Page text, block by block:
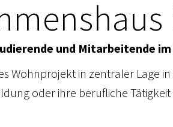
und Mitarbeitende
in zentraler Lage
oder ihre berufliche